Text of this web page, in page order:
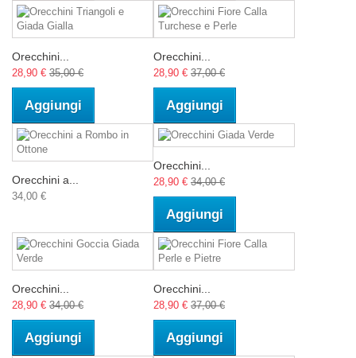
Orecchini...
28,90 € 35,00 €
Aggiungi
Orecchini...
28,90 € 37,00 €
Aggiungi
Orecchini a...
34,00 €
Orecchini...
28,90 € 34,00 €
Aggiungi
Orecchini...
28,90 € 34,00 €
Aggiungi
Orecchini...
28,90 € 37,00 €
Aggiungi